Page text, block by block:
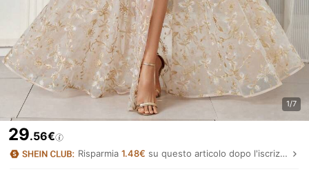
1/7
29.56€
Risparmia 1.48€ su questo articolo dopo l'iscrizione.